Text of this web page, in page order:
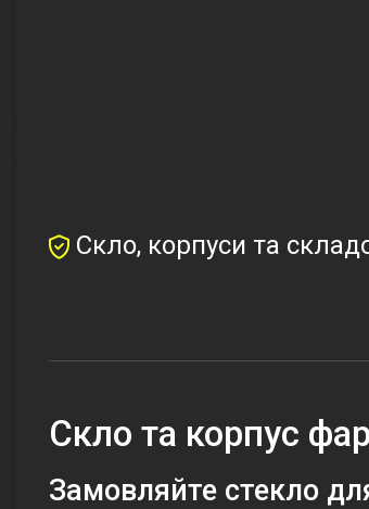
Скло, корпуси та
Скло та корпус
Замовляйте стекло